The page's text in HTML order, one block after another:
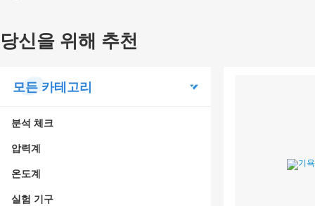
당신을 위해 추천
모든 카테고리
분석 체크
압력계
온도계
실험 기구